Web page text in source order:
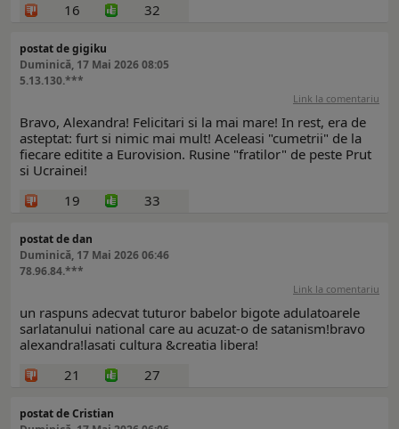
16 32
postat de gigiku
Duminică, 17 Mai 2026 08:05
5.13.130.***
Link la comentariu
Bravo, Alexandra! Felicitari si la mai mare! In rest, era de
asteptat: furt si nimic mai mult! Aceleasi "cumetrii" de la
fiecare editite a Eurovision. Rusine "fratilor" de peste Prut
si Ucrainei!
19
33
postat de dan
Duminică, 17 Mai 2026 06:46
78.96.84.***
Link la comentariu
un raspuns adecvat tuturor babelor bigote adulatoarele
sarlatanului national care au acuzat-o de satanism!bravo
alexandra!lasati cultura &creatia libera!
21
27
postat de Cristian